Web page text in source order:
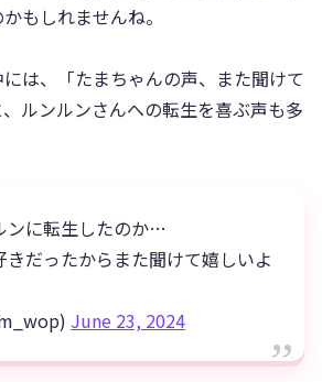
もしれませんね。
は、「たまちゃんの声、また聞けて
ルンルンさんへの転生を喜ぶ声も多
ンに転生したのか…
きだったからまた聞けて嬉しいよ
June 23, 2024